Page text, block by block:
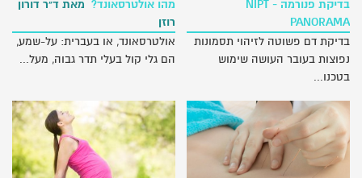
בדיקת פנורמה NIPT -
PANORAMA
בדיקת דם פשוטה לזיהוי תסמונות
נפוצות בעובר העושה שימוש
בטכנו...
מהו אולטרסאונד? מאת ד"ר דורון
רוזן
אולטרסאונד, או בעברית: על-שמע,
הם גלי קול בעלי תדר גבוה, מעל...